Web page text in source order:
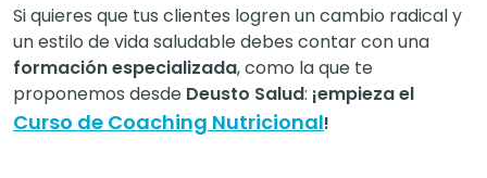
Si quieres que tus clientes logren un cambio radical y
un estilo de vida saludable debes contar con una
formación especializada, como la que te
proponemos desde Deusto Salud: ¡empieza el
Curso de Coaching Nutricional!